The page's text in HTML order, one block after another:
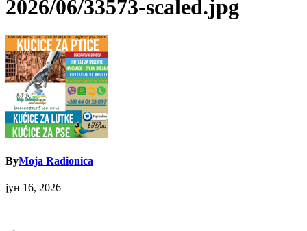
2026/06/33573-scaled.jpg
ByMoja Radionica
јун 16, 2026